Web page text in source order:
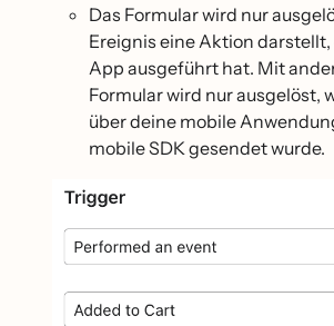
Das Formular wird nur
Ereignis eine Aktion
App ausgeführt hat. Mit
Formular wird nur ausgelöst,
über deine mobile
mobile SDK gesendet wurde.